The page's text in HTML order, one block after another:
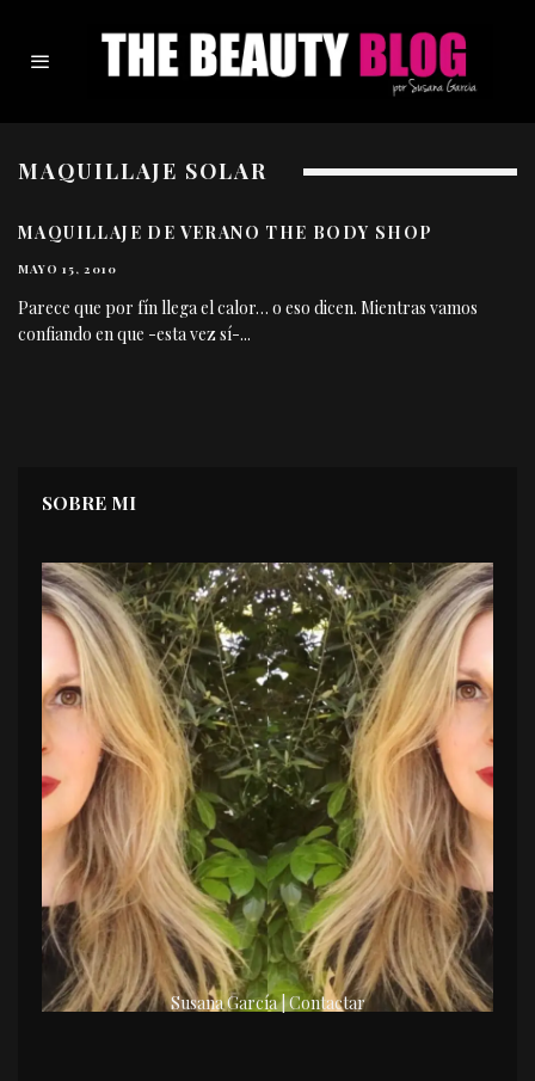
MAQUILLAJE SOLAR
MAQUILLAJE DE VERANO THE BODY SHOP
MAYO 15, 2010
Parece que por fín llega el calor… o eso dicen. Mientras vamos
confiando en que -esta vez sí-...
SOBRE MI
Susana García | Contactar